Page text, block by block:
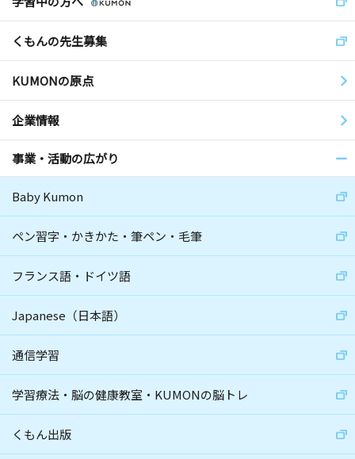
くもんの先生募集
KUMONの原点
企業情報
事業・活動の広がり
Baby Kumon
ペン習字・かきかた・筆ペン・毛筆
フランス語・ドイツ語
Japanese（日本語）
通信学習
学習療法・脳の健康教室・KUMONの脳トレ
くもん出版